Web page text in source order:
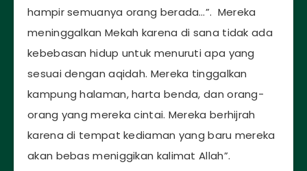
hampir semuanya orang berada…”. Mereka
meninggalkan Mekah karena di sana tidak ada
kebebasan hidup untuk menuruti apa yang
sesuai dengan aqidah. Mereka tinggalkan
kampung halaman, harta benda, dan orang-
orang yang mereka cintai. Mereka berhijrah
karena di tempat kediaman yang baru mereka
akan bebas meniggikan kalimat Allah”.